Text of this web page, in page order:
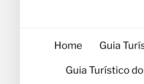
Home Guia
Guia Turístico